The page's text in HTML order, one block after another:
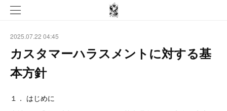
2025.07.22 04:45
カスタマーハラスメントに対する基
本方針
１． はじめに